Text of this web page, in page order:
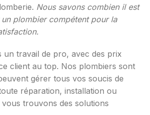
Nous savons combien il est
plombier compétent pour la
un travail de pro, avec des prix
client au top. Nos plombiers sont
gérer tous vos soucis de
réparation, installation ou
trouvons des solutions